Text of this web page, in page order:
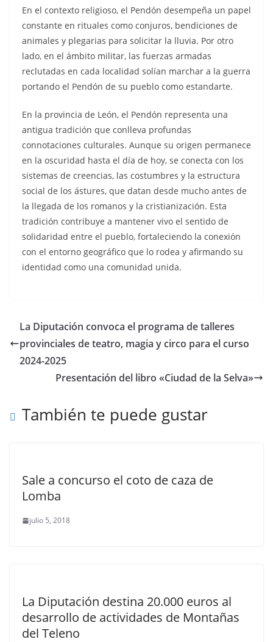
En el contexto religioso, el Pendón desempeña un papel
constante en rituales como conjuros, bendiciones de
animales y plegarias para solicitar la lluvia. Por otro
lado, en el ámbito militar, las fuerzas armadas
reclutadas en cada localidad solían marchar a la guerra
portando el Pendón de su pueblo como estandarte.
En la provincia de León, el Pendón representa una
antigua tradición que conlleva profundas
connotaciones culturales. Aunque su origen permanece
en la oscuridad hasta el día de hoy, se conecta con los
sistemas de creencias, las costumbres y la estructura
social de los ástures, que datan desde mucho antes de
la llegada de los romanos y la cristianización. Esta
tradición contribuye a mantener vivo el sentido de
solidaridad entre el pueblo, fortaleciendo la conexión
con el entorno geográfico que lo rodea y afirmando su
identidad como una comunidad unida.
La Diputación convoca el programa de talleres
provinciales de teatro, magia y circo para el curso
2024-2025
Presentación del libro «Ciudad de la Selva»
También te puede gustar
Sale a concurso el coto de caza de
Lomba
julio 5, 2018
La Diputación destina 20.000 euros al
desarrollo de actividades de Montañas
del Teleno